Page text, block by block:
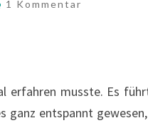
1 Kommentar
erfahren musste. Es
ganz entspannt